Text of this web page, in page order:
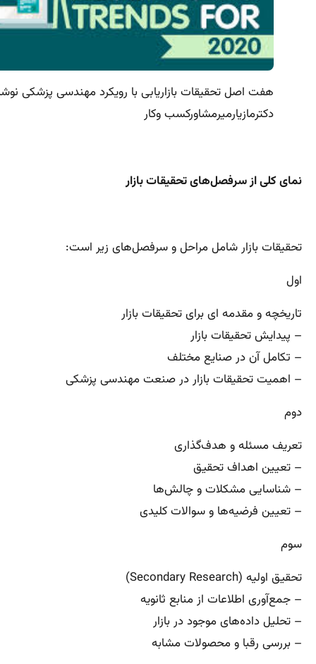
هفت اصل تحقیقات بازاریابی با رویکرد مهندسی پزشکی
دکترمازیارمیرمشاورکسب وکار
نمای کلی از سرفصل‌های تحقیقات بازار
تحقیقات بازار شامل مراحل و سرفصل‌های زیر است:
اول
تاریخچه و مقدمه ای برای تحقیقات بازار
– پیدایش تحقیقات بازار
– تکامل آن در صنایع مختلف
– اهمیت تحقیقات بازار در صنعت مهندسی پزشکی
دوم
تعریف مسئله و هدف‌گذاری
– تعیین اهداف تحقیق
– شناسایی مشکلات و چالش‌ها
– تعیین فرضیه‌ها و سوالات کلیدی
سوم
تحقیق اولیه (Secondary Research)
– جمع‌آوری اطلاعات از منابع ثانویه
– تحلیل داده‌های موجود در بازار
– بررسی رقبا و محصولات مشابه